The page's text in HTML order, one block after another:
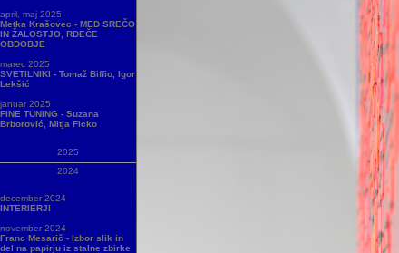
april, maj 2025
Metka Krašovec - MED SREČO
IN ŽALOSTJO, RDEČE
OBDOBJE
marec 2025
SVETILNIKI - Tomaž Biffio, Igor
Lekšić
januar 2025
FINE TUNING - Suzana
Brborović, Mitja Ficko
2025
2024
december 2024
INTERIERJI
november 2024
Franc Mesarič - Izbor slik in
del na papirju iz stalne zbirke